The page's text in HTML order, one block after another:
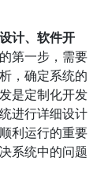
计、软件开
第一步，需要
，确定系统的
是定制化开发
进行详细设计
利运行的重要
系统中的问题